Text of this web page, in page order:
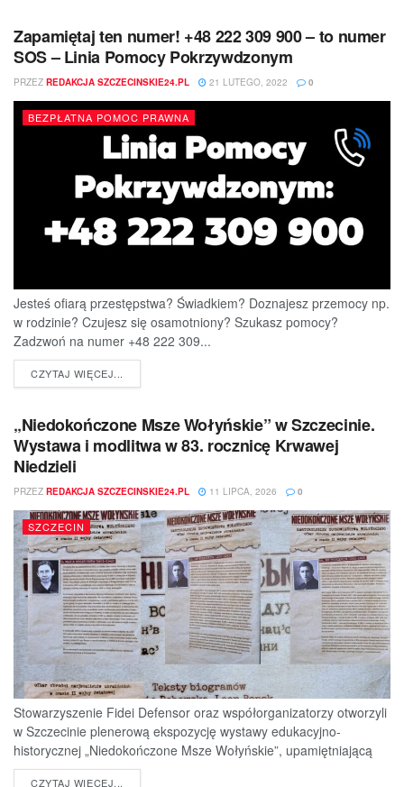
Zapamiętaj ten numer! +48 222 309 900 – to numer
SOS – Linia Pomocy Pokrzywdzonym
PRZEZ REDAKCJA SZCZECINSKIE24.PL 21 LUTEGO, 2022 0
BEZPŁATNA POMOC PRAWNA
Jesteś ofiarą przestępstwa? Świadkiem? Doznajesz przemocy np.
w rodzinie? Czujesz się osamotniony? Szukasz pomocy?
Zadzwoń na numer +48 222 309...
CZYTAJ WIĘCEJ...
„Niedokończone Msze Wołyńskie” w Szczecinie.
Wystawa i modlitwa w 83. rocznicę Krwawej
Niedzieli
PRZEZ REDAKCJA SZCZECINSKIE24.PL 11 LIPCA, 2026 0
SZCZECIN
Stowarzyszenie Fidei Defensor oraz współorganizatorzy otworzyli
w Szczecinie plenerową ekspozycję wystawy edukacyjno-
historycznej „Niedokończone Msze Wołyńskie”, upamiętniającą
ofiary jednej z najtragiczniejszych...
CZYTAJ WIĘCEJ...